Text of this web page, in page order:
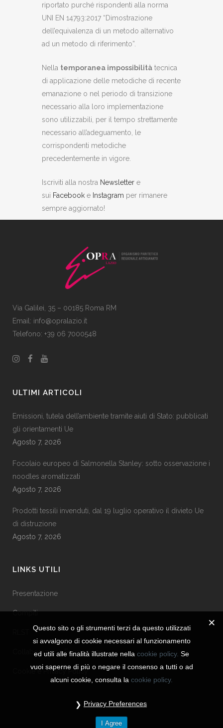
riportato purché rispondenti alla norma
UNI EN 14793:2017 “Dimostrazione
dell’equivalenza di un metodo alternativo
ad un metodo di riferimento”.
Nella temporanea impossibilità tecnica
di applicazione delle metodiche di recente
emanazione o nel periodo di transizione
necessario alla loro implementazione
sono utilizzabili, per il tempo strettamente
necessario all’adeguamento, le
corrispondenti metodiche
precedentemente in vigore.
Iscriviti alla nostra Newsletter e
sui Facebook e Instagram per rimanere
sempre aggiornato!
Via Galilei, 35 – 00185 Roma RM
Email: info@opralazio.it
Telefono: +39 06 7000548
ULTIMI ARTICOLI
Emissioni, tutela dell’ambiente tramite aiuti di Stato: pubblicati
gli orientamenti Ue
Agosto 7, 2026
Focolaio europeo di Salmonella Stanley: sotto osservazione i
noodles aromatizzati
Agosto 7, 2026
Prodotti tessili invenduti, dal 19 luglio operativo il divieto Ue
di distruzione
Agosto 7, 2026
LINKS UTILI
Presentazione
Compiti
Collaborazione Formazione
Cookie e Privacy Policy
Questo sito o gli strumenti terzi da questo utilizzati
si avvalgono di cookie necessari al funzionamento
ed utili alle finalità illustrate nella cookie policy. Se
vuoi saperne di più o negare il consenso a tutti o ad
alcuni cookie, consulta la cookie policy.
Privacy Preferences
I Agree